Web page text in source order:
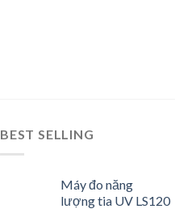
BEST SELLING
Máy đo năng
lượng tia UV LS120